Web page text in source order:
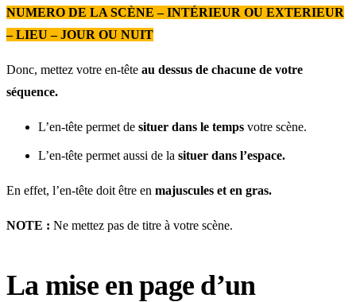
NUMERO DE LA SCÈNE – INTÉRIEUR OU EXTERIEUR
– LIEU – JOUR OU NUIT
Donc, mettez votre en-tête au dessus de chacune de votre
séquence.
L’en-tête permet de situer dans le temps votre scène.
L’en-tête permet aussi de la situer dans l’espace.
En effet, l’en-tête doit être en majuscules et en gras.
NOTE : Ne mettez pas de titre à votre scène.
La mise en page d’un